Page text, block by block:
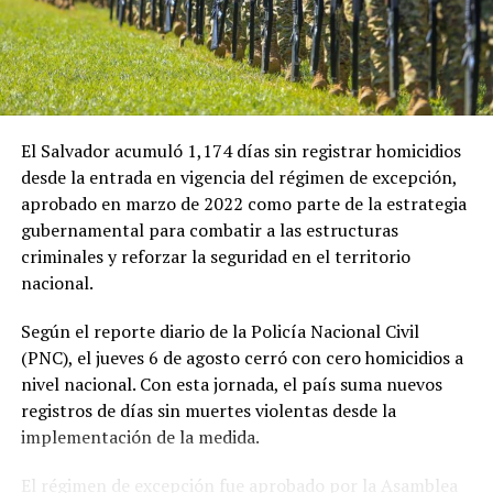
En esa ocasión, la ministra de Economía de El Salvador,
María Luisa Hayem, representó al Gobierno salvadoreño
y sostuvo una reunión con Restrepo, en la que se
establecieron algunos acuerdos iniciales que ahora
Ulloa también destacó el papel que tendrá el embajador
de El Salvador en Colombia, Guillermo Rubio, en el
impulso de la nueva etapa de cooperación entre ambos
países.
Guillermo Rubio, para que impulse este proceso. Él
conoce muy bien el país, fue embajador aquí durante
nueve años, regresó por cinco años más y ahora lo
hemos enviado nuevamente porque queremos darle un
nuevo impulso a la relación bilateral», señaló.
El Salvador acumuló 1,174 días sin registrar homicidios
desde la entrada en vigencia del régimen de excepción,
aprobado en marzo de 2022 como parte de la estrategia
gubernamental para combatir a las estructuras
criminales y reforzar la seguridad en el territorio
nacional.
Según el reporte diario de la Policía Nacional Civil
(PNC), el jueves 6 de agosto cerró con cero homicidios a
nivel nacional. Con esta jornada, el país suma nuevos
registros de días sin muertes violentas desde la
implementación de la medida.
El régimen de excepción fue aprobado por la Asamblea